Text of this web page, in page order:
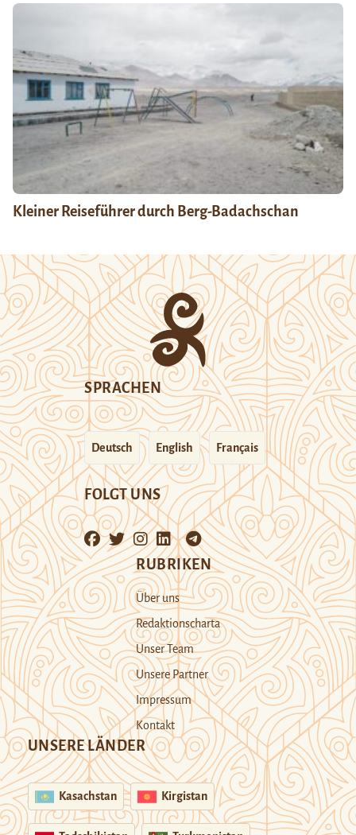
Kleiner Reiseführer durch Berg-Badachschan
SPRACHEN
Deutsch English Français
FOLGT UNS
RUBRIKEN
Über uns
Redaktionscharta
Unser Team
Unsere Partner
Impressum
Kontakt
UNSERE LÄNDER
Kasachstan Kirgistan